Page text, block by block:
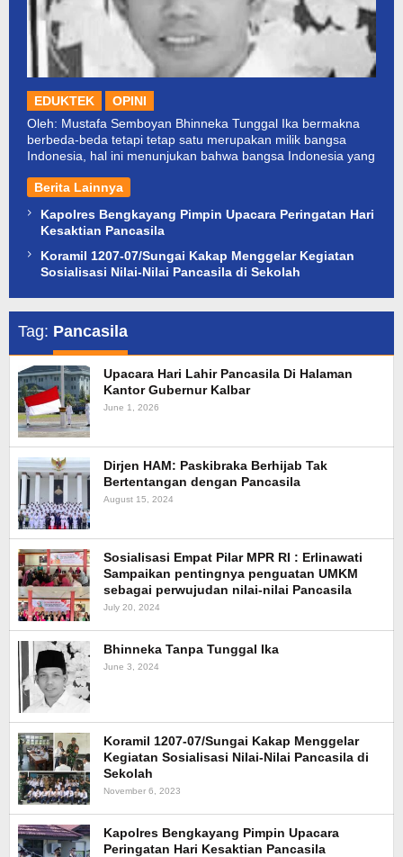
EDUKTEK
OPINI
Oleh: Mustafa Semboyan Bhinneka Tunggal Ika bermakna
berbeda-beda tetapi tetap satu merupakan milik bangsa
Indonesia, hal ini menunjukan bahwa bangsa Indonesia yang
Berita Lainnya
Kapolres Bengkayang Pimpin Upacara Peringatan Hari
Kesaktian Pancasila
Koramil 1207-07/Sungai Kakap Menggelar Kegiatan
Sosialisasi Nilai-Nilai Pancasila di Sekolah
Tag: Pancasila
Upacara Hari Lahir Pancasila Di Halaman
Kantor Gubernur Kalbar
June 1, 2026
Dirjen HAM: Paskibraka Berhijab Tak
Bertentangan dengan Pancasila
August 15, 2024
Sosialisasi Empat Pilar MPR RI : Erlinawati
Sampaikan pentingnya penguatan UMKM
sebagai perwujudan nilai-nilai Pancasila
July 20, 2024
Bhinneka Tanpa Tunggal Ika
June 3, 2024
Koramil 1207-07/Sungai Kakap Menggelar
Kegiatan Sosialisasi Nilai-Nilai Pancasila di
Sekolah
November 6, 2023
Kapolres Bengkayang Pimpin Upacara
Peringatan Hari Kesaktian Pancasila